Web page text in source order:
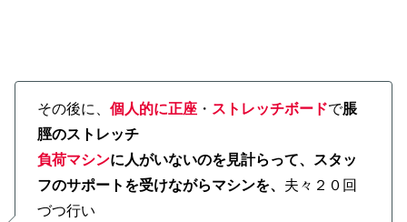
その後に、 個人的に正座 ・ ストレッチボードで脹
脛のストレッチ
負荷マシンに人がいないのを見計らって、スタッ
フのサポートを受けながらマシンを、 夫々２０回
づつ行い